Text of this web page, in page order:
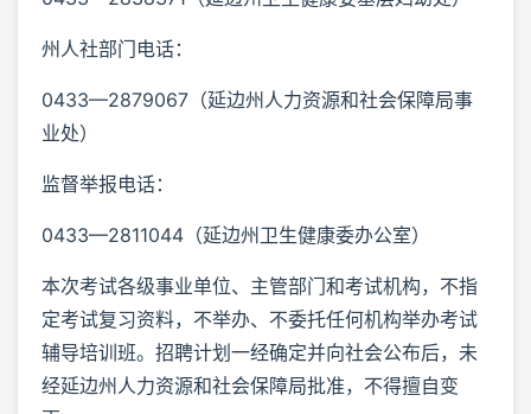
州人社部门电话：
0433—2879067（延边州人力资源和社会保障局事
业处）
监督举报电话：
0433—2811044（延边州卫生健康委办公室）
本次考试各级事业单位、主管部门和考试机构，不指
定考试复习资料，不举办、不委托任何机构举办考试
辅导培训班。招聘计划一经确定并向社会公布后，未
经延边州人力资源和社会保障局批准，不得擅自变